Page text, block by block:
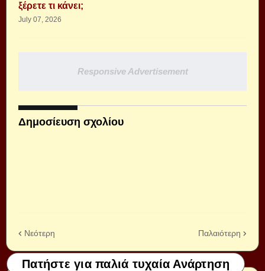
ξέρετε τι κάνει;
July 07, 2026
Responsive Advertisement
Δημοσίευση σχολίου
Νεότερη Παλαιότερη
Πατήστε για παλιά τυχαία Ανάρτηση